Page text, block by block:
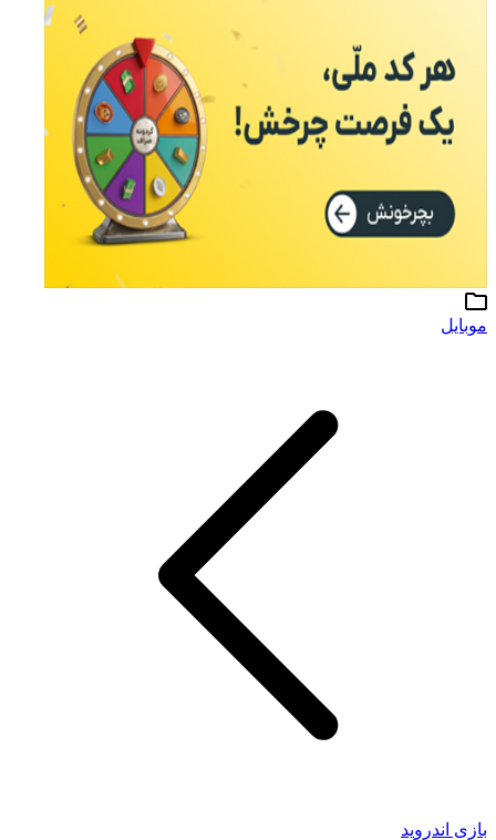
موبایل
بازی اندروید